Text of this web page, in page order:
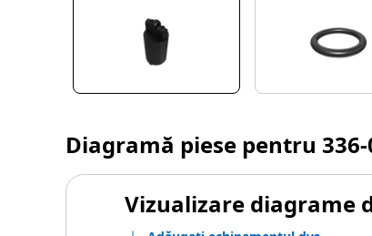
Diagramă piese pentru
Vizualizare diagrame